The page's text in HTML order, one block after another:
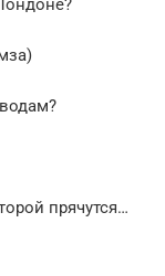
прячутся…